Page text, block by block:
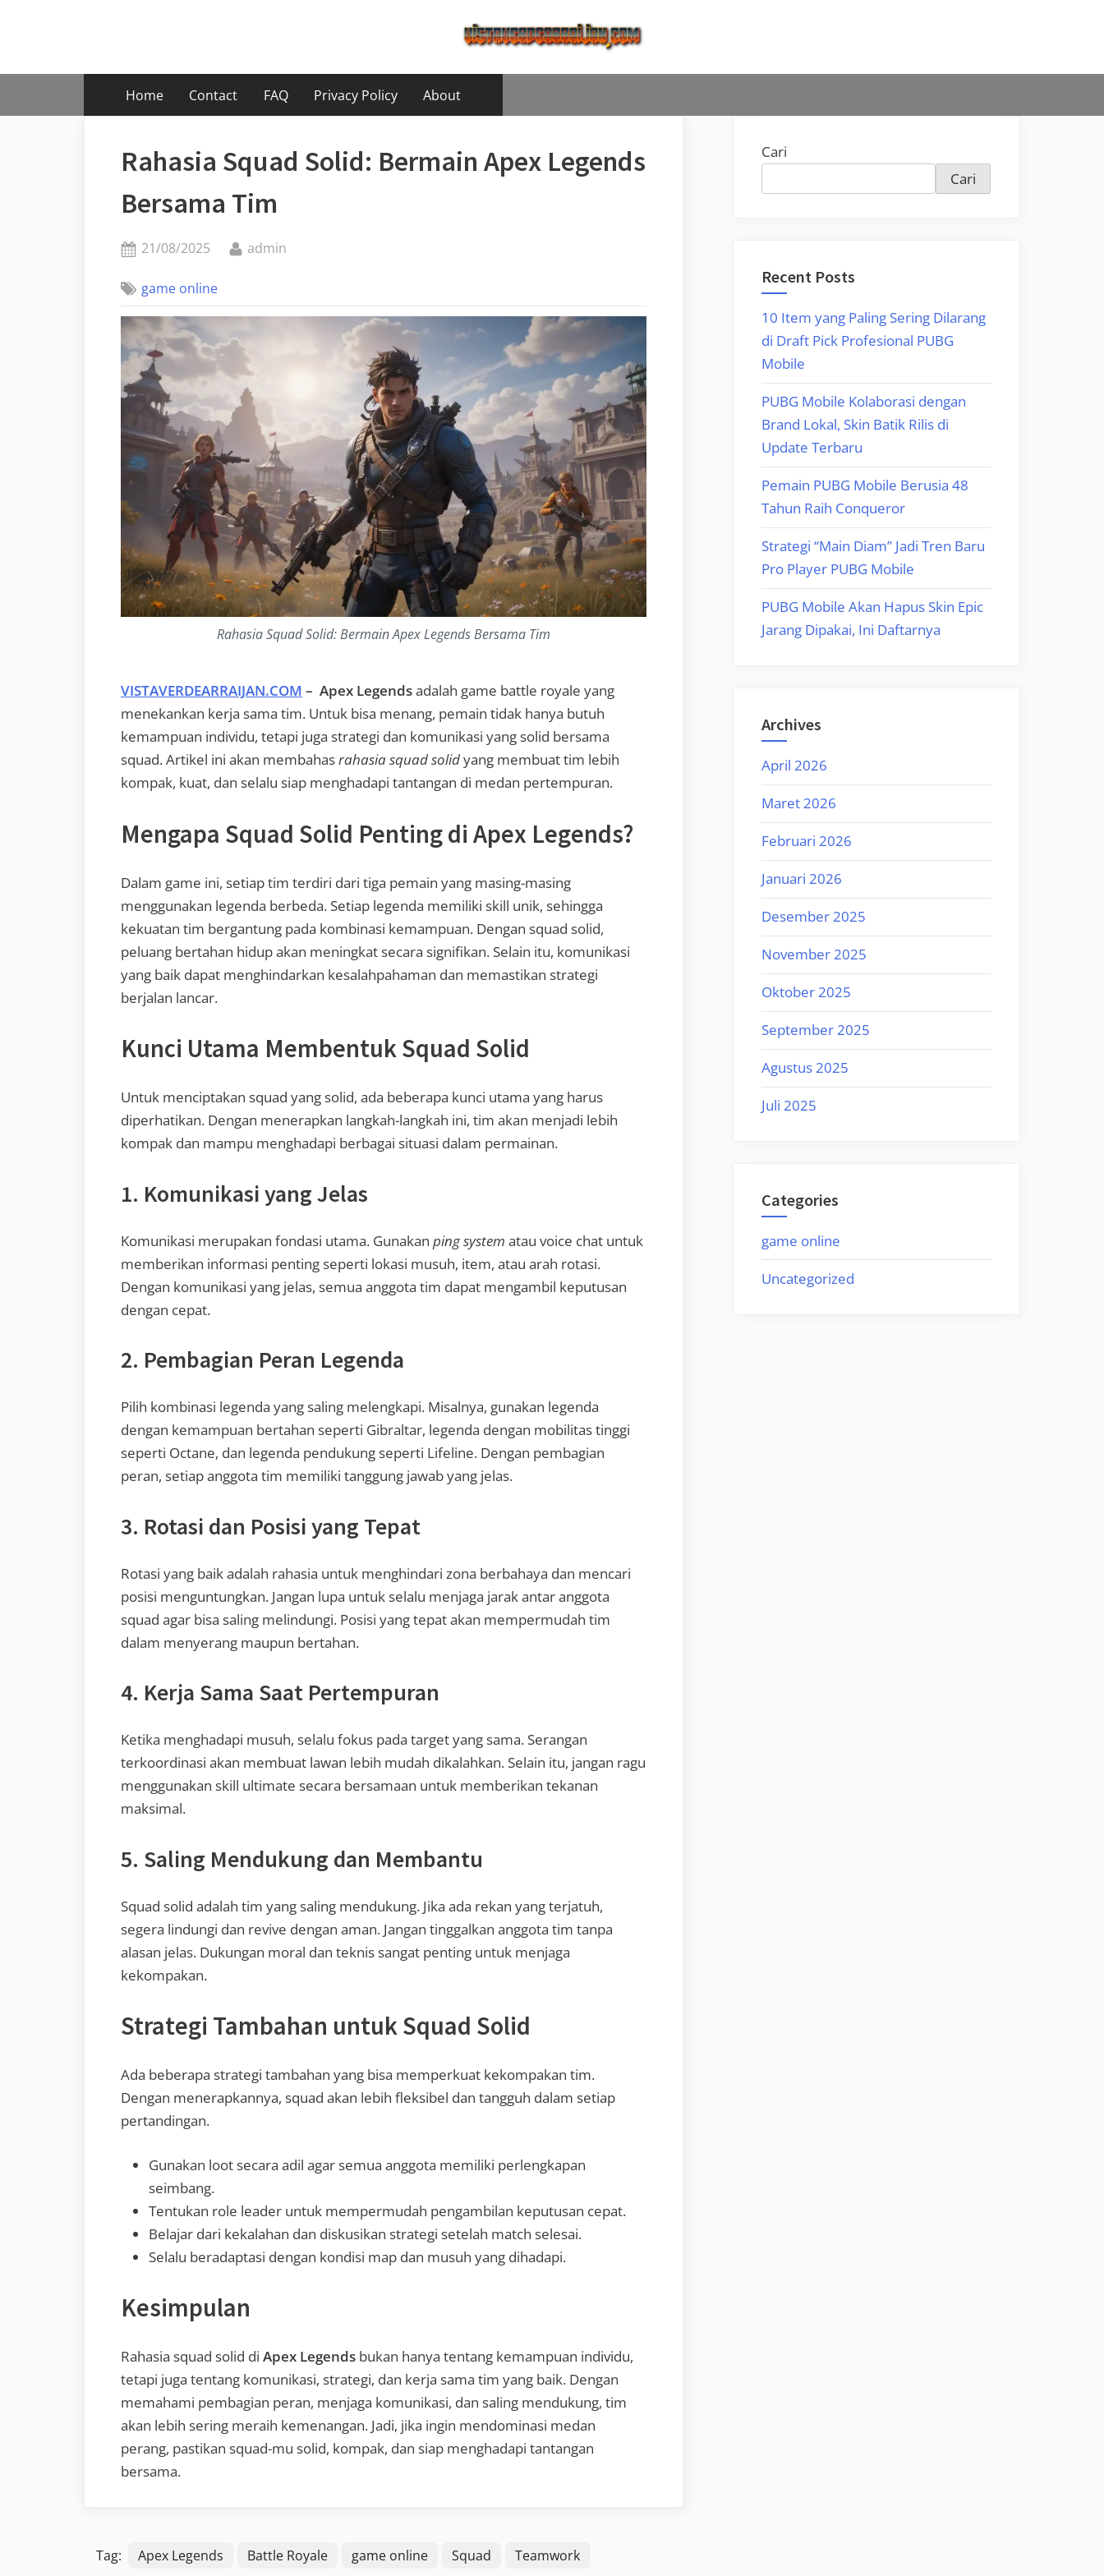
Home Contact FAQ Privacy Policy About
Rahasia Squad Solid: Bermain Apex Legends
Bersama Tim
Posted
21/08/2025 By
admin
game online
Rahasia Squad Solid: Bermain Apex Legends Bersama Tim
VISTAVERDEARRAIJAN.COM – Apex Legendsadalah game battle royale yang
menekankan kerja sama tim. Untuk bisa menang, pemain tidak hanya butuh
kemampuan individu, tetapi juga strategi dan komunikasi yang solid bersama
squad. Artikel ini akan membahasrahasia squad solidyang membuat tim lebih
kompak, kuat, dan selalu siap menghadapi tantangan di medan pertempuran.
Mengapa Squad Solid Penting di Apex Legends?
Dalam game ini, setiap tim terdiri dari tiga pemain yang masing-masing
menggunakan legenda berbeda. Setiap legenda memiliki skill unik, sehingga
kekuatan tim bergantung pada kombinasi kemampuan. Dengan squad solid,
peluang bertahan hidup akan meningkat secara signifikan. Selain itu, komunikasi
yang baik dapat menghindarkan kesalahpahaman dan memastikan strategi
berjalan lancar.
Kunci Utama Membentuk Squad Solid
Untuk menciptakan squad yang solid, ada beberapa kunci utama yang harus
diperhatikan. Dengan menerapkan langkah-langkah ini, tim akan menjadi lebih
kompak dan mampu menghadapi berbagai situasi dalam permainan.
1. Komunikasi yang Jelas
Komunikasi merupakan fondasi utama. Gunakan ping system atau voice chat untuk
memberikan informasi penting seperti lokasi musuh, item, atau arah rotasi.
Dengan komunikasi yang jelas, semua anggota tim dapat mengambil keputusan
dengan cepat.
2. Pembagian Peran Legenda
Pilih kombinasi legenda yang saling melengkapi. Misalnya, gunakan legenda
dengan kemampuan bertahan seperti Gibraltar, legenda dengan mobilitas tinggi
seperti Octane, dan legenda pendukung seperti Lifeline. Dengan pembagian
peran, setiap anggota tim memiliki tanggung jawab yang jelas.
3. Rotasi dan Posisi yang Tepat
Rotasi yang baik adalah rahasia untuk menghindari zona berbahaya dan mencari
posisi menguntungkan. Jangan lupa untuk selalu menjaga jarak antar anggota
squad agar bisa saling melindungi. Posisi yang tepat akan mempermudah tim
dalam menyerang maupun bertahan.
4. Kerja Sama Saat Pertempuran
Ketika menghadapi musuh, selalu fokus pada target yang sama. Serangan
terkoordinasi akan membuat lawan lebih mudah dikalahkan. Selain itu, jangan ragu
menggunakan skill ultimate secara bersamaan untuk memberikan tekanan
maksimal.
5. Saling Mendukung dan Membantu
Squad solid adalah tim yang saling mendukung. Jika ada rekan yang terjatuh,
segera lindungi dan revive dengan aman. Jangan tinggalkan anggota tim tanpa
alasan jelas. Dukungan moral dan teknis sangat penting untuk menjaga
kekompakan.
Strategi Tambahan untuk Squad Solid
Ada beberapa strategi tambahan yang bisa memperkuat kekompakan tim.
Dengan menerapkannya, squad akan lebih fleksibel dan tangguh dalam setiap
pertandingan.
Gunakan loot secara adil agar semua anggota memiliki perlengkapan
seimbang.
Tentukan role leader untuk mempermudah pengambilan keputusan cepat.
Belajar dari kekalahan dan diskusikan strategi setelah match selesai.
Selalu beradaptasi dengan kondisi map dan musuh yang dihadapi.
Kesimpulan
Rahasia squad solid di Apex Legends bukan hanya tentang kemampuan individu,
tetapi juga tentang komunikasi, strategi, dan kerja sama tim yang baik. Dengan
memahami pembagian peran, menjaga komunikasi, dan saling mendukung, tim
akan lebih sering meraih kemenangan. Jadi, jika ingin mendominasi medan
perang, pastikan squad-mu solid, kompak, dan siap menghadapi tantangan
bersama.
Tag: Apex Legends Battle Royale game online Squad Teamwork
Cari
Cari
Recent Posts
10 Item yang Paling Sering Dilarang
di Draft Pick Profesional PUBG
Mobile
PUBG Mobile Kolaborasi dengan
Brand Lokal, Skin Batik Rilis di
Update Terbaru
Pemain PUBG Mobile Berusia 48
Tahun Raih Conqueror
Strategi “Main Diam” Jadi Tren Baru
Pro Player PUBG Mobile
PUBG Mobile Akan Hapus Skin Epic
Jarang Dipakai, Ini Daftarnya
Archives
April 2026
Maret 2026
Februari 2026
Januari 2026
Desember 2025
November 2025
Oktober 2025
September 2025
Agustus 2025
Juli 2025
Categories
game online
Uncategorized